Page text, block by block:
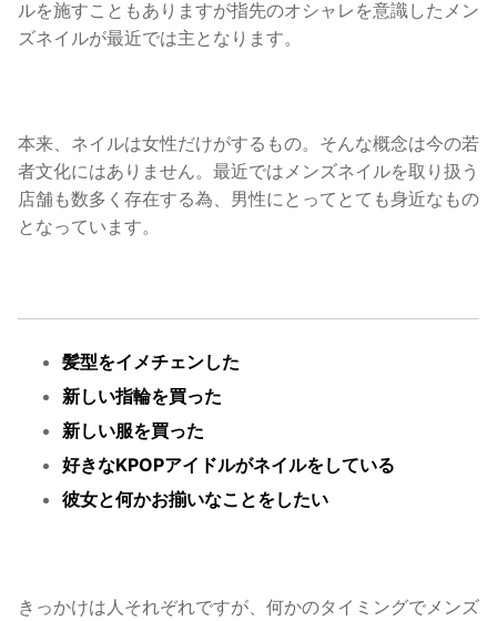
ルを施すこともありますが指先のオシャレを意識したメン
ズネイルが最近では主となります。
本来、ネイルは女性だけがするもの。そんな概念は今の若
者文化にはありません。最近ではメンズネイルを取り扱う
店舗も数多く存在する為、男性にとってとても身近なもの
となっています。
髪型をイメチェンした
新しい指輪を買った
新しい服を買った
好きなKPOPアイドルがネイルをしている
彼女と何かお揃いなことをしたい
きっかけは人それぞれですが、何かのタイミングでメンズ